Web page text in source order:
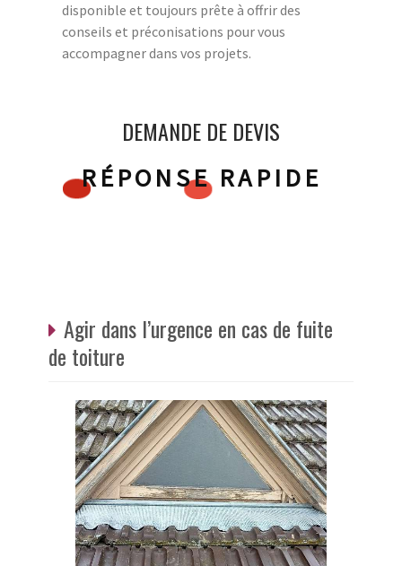
disponible et toujours prête à offrir des
conseils et préconisations pour vous
accompagner dans vos projets.
DEMANDE DE DEVIS
RÉPONSE RAPIDE
Agir dans l’urgence en cas de fuite
de toiture